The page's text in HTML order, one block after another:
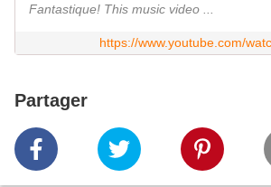
Fantastique! This music video ...
https://www.youtube.com/
Partager